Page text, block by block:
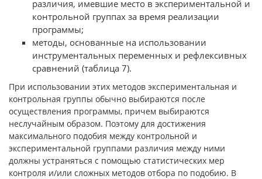
раз­личия, имевшие место в экспериментальной и
контрольной группах за вре­мя реализации
программы;
методы, основанные на использовании
инструментальных перемен­ных и рефлексивных
сравнений (таблица 7).
При использовании этих методов экспериментальная и
контрольная группы обычно выбираются после
осуществления программы, причем вы­бираются
неслучайным образом. Поэтому для достижения
максимально­го подобия между контрольной и
экспериментальной группами различия между ними
должны устраняться с помощью статистических мер
контро­ля и/или сложных методов отбора по подобию. В